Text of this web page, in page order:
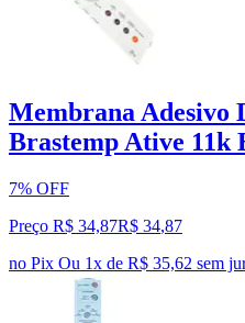
Membrana Adesivo
Brastemp Ative 11k
7% OFF
Preço R$ 34,87R$ 34,87
no Pix Ou 1x de R$ 35,62 sem